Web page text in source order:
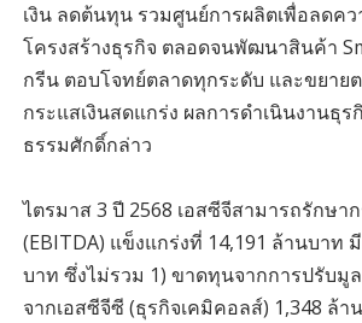
เงิน ลดต้นทุน รวมศูนย์การผลิตเพื่อลดค
โครงสร้างธุรกิจ ตลอดจนพัฒนาสินค้า
กรีน ตอบโจทย์ตลาดทุกระดับ และขยาย
กระแสเงินสดแกร่ง ผลการดำเนินงานธุร
ธรรมศักดิ์กล่าว
ไตรมาส 3 ปี 2568 เอสซีจีสามารถรักษา
(EBITDA) แข็งแกร่งที่ 14,191 ล้านบาท
บาท ซึ่งไม่รวม 1) ขาดทุนจากการปรับมู
จากเอสซีจีซี (ธุรกิจเคมิคอลส์) 1,348 ล้